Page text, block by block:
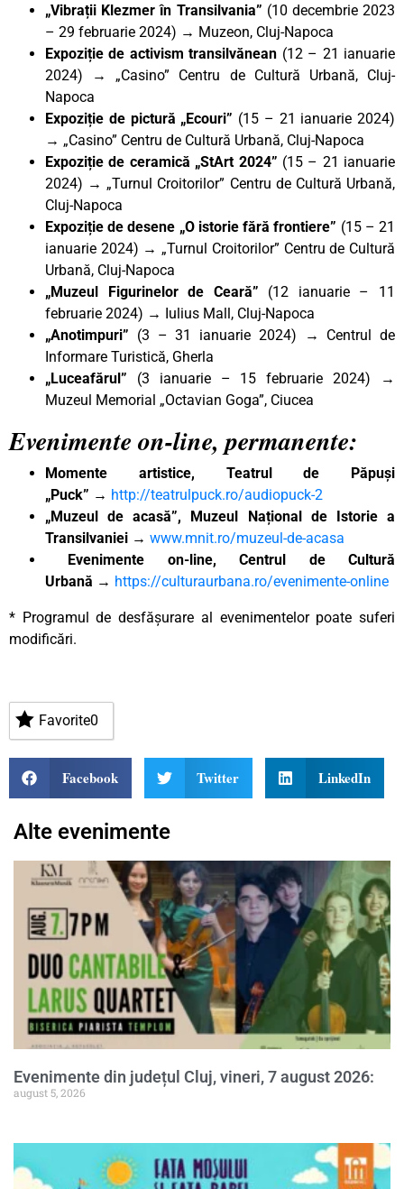
„Vibrații Klezmer în Transilvania” (10 decembrie 2023
– 29 februarie 2024) → Muzeon, Cluj-Napoca
Expoziție de activism transilvănean (12 – 21 ianuarie
2024) → „Casino” Centru de Cultură Urbană, Cluj-
Napoca
Expoziție de pictură „Ecouri” (15 – 21 ianuarie 2024)
→ „Casino” Centru de Cultură Urbană, Cluj-Napoca
Expoziție de ceramică „StArt 2024” (15 – 21 ianuarie
2024) → „Turnul Croitorilor” Centru de Cultură Urbană,
Cluj-Napoca
Expoziție de desene „O istorie fără frontiere” (15 – 21
ianuarie 2024) → „Turnul Croitorilor” Centru de Cultură
Urbană, Cluj-Napoca
„Muzeul Figurinelor de Ceară” (12 ianuarie – 11
februarie 2024) → Iulius Mall, Cluj-Napoca
„Anotimpuri” (3 – 31 ianuarie 2024) → Centrul de
Informare Turistică, Gherla
„Luceafărul” (3 ianuarie – 15 februarie 2024) →
Muzeul Memorial „Octavian Goga”, Ciucea
Evenimente on-line, permanente:
Momente artistice, Teatrul de Păpuși
„Puck” → http://teatrulpuck.ro/audiopuck-2
„Muzeul de acasă”, Muzeul Național de Istorie a
Transilvaniei → www.mnit.ro/muzeul-de-acasa
Evenimente on-line, Centrul de Cultură
Urbană → https://culturaurbana.ro/evenimente-online
* Programul de desfășurare al evenimentelor poate suferi
modificări.
Favorite0
Facebook Twitter LinkedIn
Alte evenimente
Evenimente din județul Cluj, vineri, 7 august 2026:
august 5, 2026